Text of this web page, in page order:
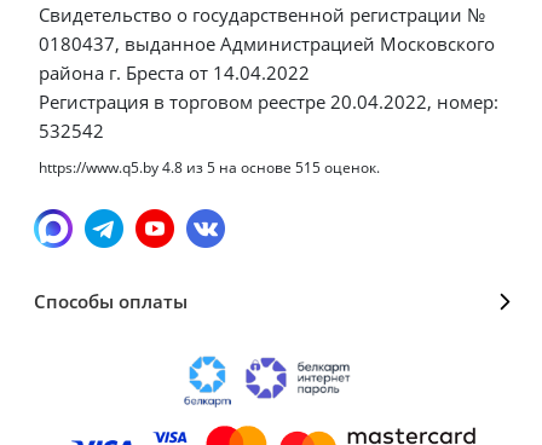
Свидетельство о государственной регистрации №
0180437, выданное Администрацией Московского
района г. Бреста от 14.04.2022
Регистрация в торговом реестре 20.04.2022, номер:
532542
https://www.q5.by4.8 из5 на основе 515оценок.
Способы оплаты